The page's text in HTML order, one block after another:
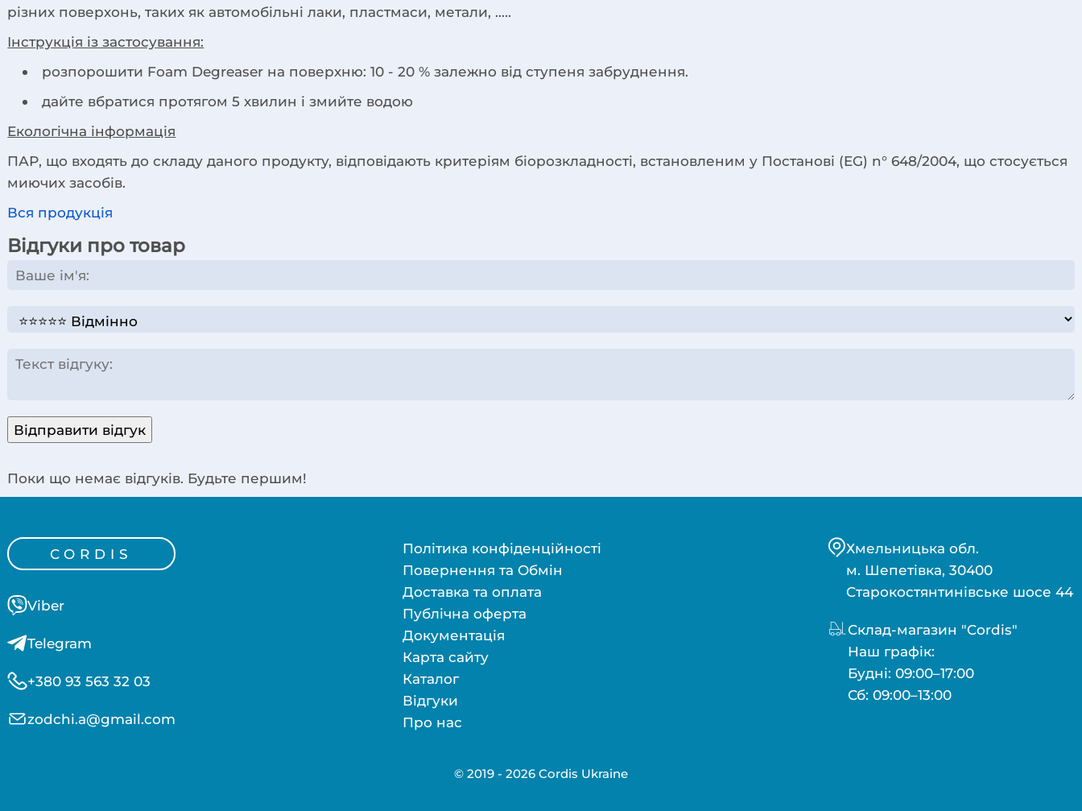
різних поверхонь, таких як автомобільні лаки, пластмаси, метали, .....
Інструкція із застосування:
розпорошити Foam Degreaser на поверхню: 10 - 20 % залежно від ступеня забруднення.
дайте вбратися протягом 5 хвилин і змийте водою
Екологічна інформація
ПАР, що входять до складу даного продукту, відповідають критеріям біорозкладності, встановленим у Постанові (EG) n° 648/2004, що стосується
миючих засобів.
Вся продукція
Відгуки про товар
Відправити відгук
Поки що немає відгуків. Будьте першим!
CORDIS
Viber
Telegram
+380 93 563 32 03
zodchi.a@gmail.com
Політика конфіденційності
Повернення та Обмін
Доставка та оплата
Публічна оферта
Документація
Карта сайту
Каталог
Відгуки
Про нас
Хмельницька обл.
м. Шепетівка, 30400
Старокостянтинівське шосе 44
Склад-магазин "Cordis"
Наш графік:
Будні: 09:00–17:00
Сб: 09:00–13:00
© 2019 - 2026 Cordis Ukraine